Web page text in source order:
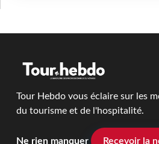
Tour Hebdo vous éclaire sur les
du tourisme et de l'hospitalité.
Ne rien manquer Recevoir la